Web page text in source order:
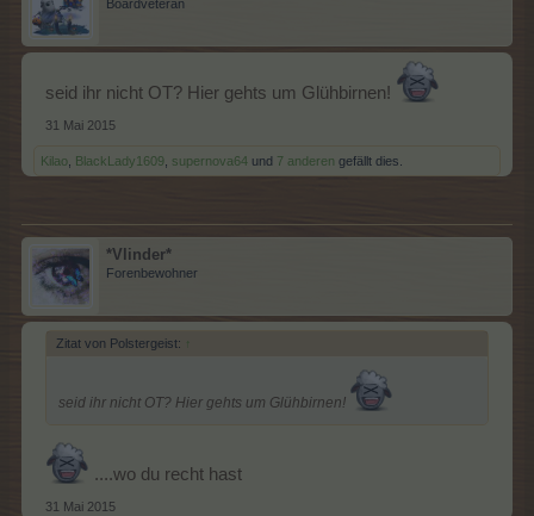
Boardveteran
seid ihr nicht OT? Hier gehts um Glühbirnen!
31 Mai 2015
Kilao BlackLady1609 supernova64 und 7 anderen gefällt dies.
*Vlinder*
Forenbewohner
Zitat von Polstergeist: ↑
seid ihr nicht OT? Hier gehts um Glühbirnen!
....wo du recht hast
31 Mai 2015